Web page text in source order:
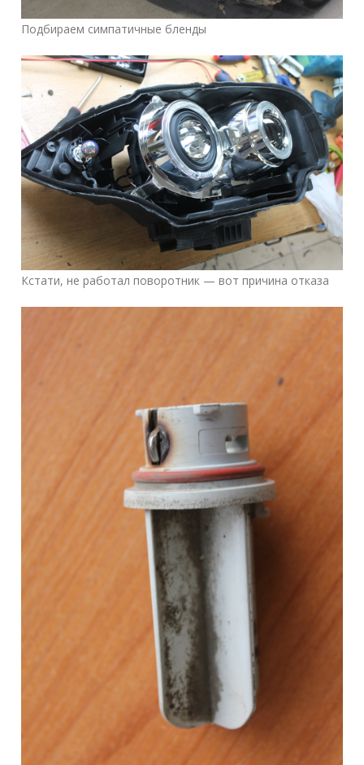
Подбираем симпатичные бленды
Кстати, не работал поворотник — вот причина отказа